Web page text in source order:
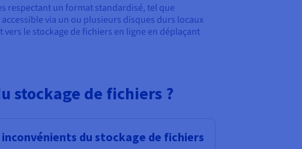
respectant un format standardisé, tel que
via un ou plusieurs disques durs locaux
le stockage de fichiers en ligne en déplaçant
stockage de fichiers ?
inconvénients du stockage de fichiers